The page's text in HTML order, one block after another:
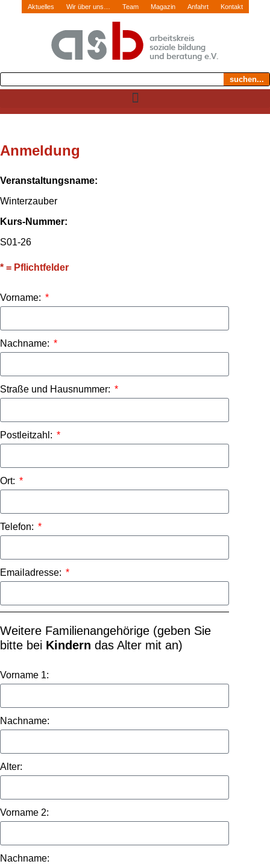
Aktuelles Wir über uns… Team Magazin Anfahrt Kontakt
suchen...
Anmeldung
Veranstaltungsname:
Winterzauber
Kurs-Nummer:
S01-26
* = Pflichtfelder
Vorname:
Nachname:
Straße und Hausnummer:
Postleitzahl:
Ort:
Telefon:
Emailadresse:
Weitere Familienangehörige (geben Sie
bitte bei Kindern das Alter mit an)
Vorname 1:
Nachname:
Alter:
Vorname 2:
Nachname: